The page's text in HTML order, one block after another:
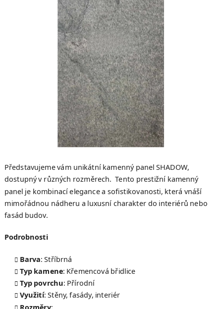
Představujeme vám unikátní kamenný panel SHADOW,
dostupný v různých rozměrech. Tento prestižní kamenný
panel je kombinací elegance a sofistikovanosti, která vnáší
mimořádnou nádheru a luxusní charakter do interiérů nebo
fasád budov.
Podrobnosti
Barva: Stříbrná
Typ kamene: Křemencová břidlice
Typ povrchu: Přírodní
Využití: Stěny, fasády, interiér